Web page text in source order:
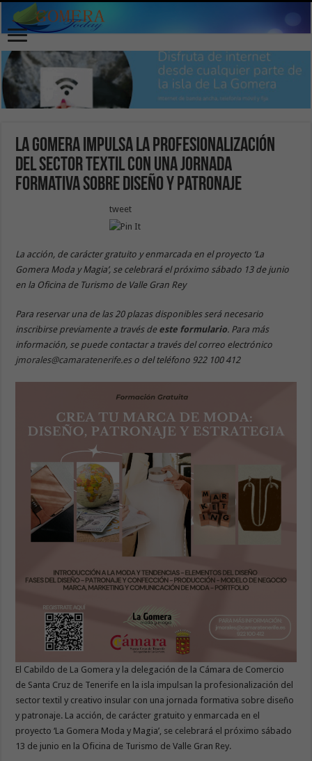
La Gomera impulsa la profesionalización
del sector textil con una jornada
formativa sobre diseño y patronaje
tweet
La acción, de carácter gratuito y enmarcada en el proyecto ‘La
Gomera Moda y Magia’, se celebrará el próximo sábado 13 de junio
en la Oficina de Turismo de Valle Gran Rey
Para reservar una de las 20 plazas disponibles será necesario
inscribirse previamente a través de este formulario. Para más
información, se puede contactar a través del correo electrónico
jmorales@camaratenerife.eso del teléfono 922 100 412
El Cabildo de La Gomera y la delegación de la Cámara de Comercio
de Santa Cruz de Tenerife en la isla impulsan la profesionalización del
sector textil y creativo insular con una jornada formativa sobre diseño
y patronaje. La acción, de carácter gratuito y enmarcada en el
proyecto ‘La Gomera Moda y Magia’, se celebrará el próximo sábado
13 de junio en la Oficina de Turismo de Valle Gran Rey.